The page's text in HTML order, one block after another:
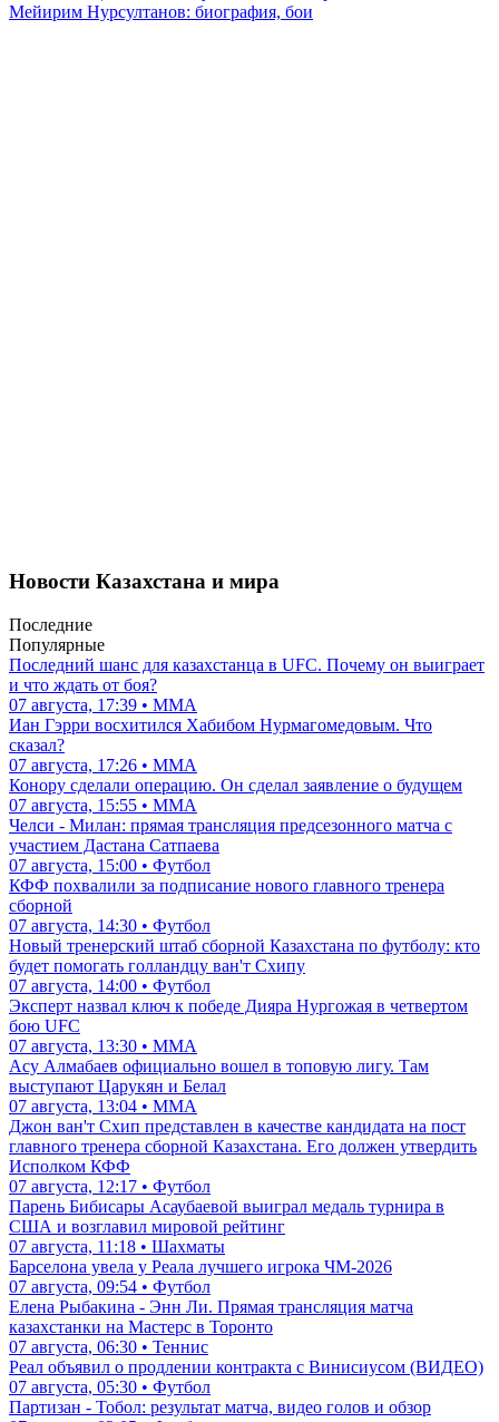
Мейирим Нурсултанов: биография, бои
Новости Казахстана и мира
Последние
Популярные
Последний шанс для казахстанца в UFC. Почему он выиграет
и что ждать от боя?
07 августа, 17:39 • ММА
Иан Гэрри восхитился Хабибом Нурмагомедовым. Что
сказал?
07 августа, 17:26 • ММА
Конору сделали операцию. Он сделал заявление о будущем
07 августа, 15:55 • ММА
Челси - Милан: прямая трансляция предсезонного матча с
участием Дастана Сатпаева
07 августа, 15:00 • Футбол
КФФ похвалили за подписание нового главного тренера
сборной
07 августа, 14:30 • Футбол
Новый тренерский штаб сборной Казахстана по футболу: кто
будет помогать голландцу ван'т Схипу
07 августа, 14:00 • Футбол
Эксперт назвал ключ к победе Дияра Нургожая в четвертом
бою UFC
07 августа, 13:30 • ММА
Асу Алмабаев официально вошел в топовую лигу. Там
выступают Царукян и Белал
07 августа, 13:04 • ММА
Джон ван'т Схип представлен в качестве кандидата на пост
главного тренера сборной Казахстана. Его должен утвердить
Исполком КФФ
07 августа, 12:17 • Футбол
Парень Бибисары Асаубаевой выиграл медаль турнира в
США и возглавил мировой рейтинг
07 августа, 11:18 • Шахматы
Барселона увела у Реала лучшего игрока ЧМ-2026
07 августа, 09:54 • Футбол
Елена Рыбакина - Энн Ли. Прямая трансляция матча
казахстанки на Мастерс в Торонто
07 августа, 06:30 • Теннис
Реал объявил о продлении контракта с Винисиусом (ВИДЕО)
07 августа, 05:30 • Футбол
Партизан - Тобол: результат матча, видео голов и обзор